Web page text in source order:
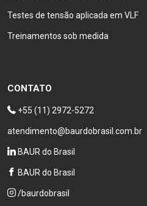
Testes de tensão aplicada em VLF
Treinamentos sob medida
CONTATO
+55 (11) 2972-5272
atendimento@baurdobrasil.com.br
BAUR do Brasil
BAUR do Brasil
/baurdobrasil